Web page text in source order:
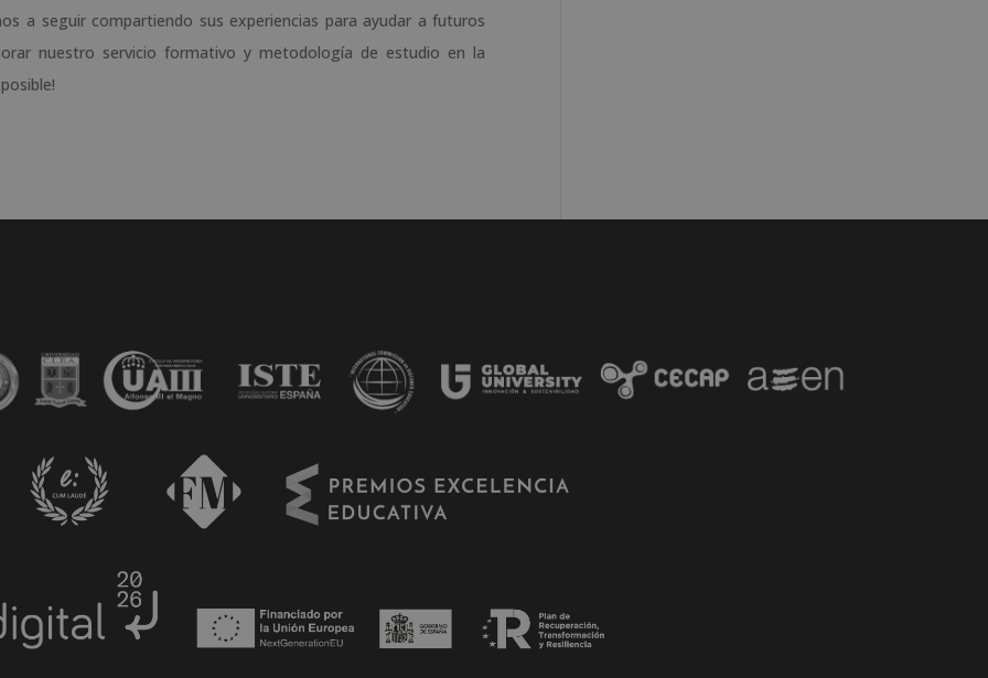
a seguir compartiendo sus experiencias para ayudar a futuros
nuestro servicio formativo y metodología de estudio en la